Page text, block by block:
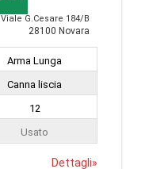
Viale G.Cesare 184/B
28100 Novara
Arma Lunga
Canna liscia
12
Usato
Dettagli»